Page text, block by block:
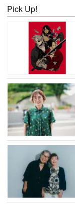
Pick Up!